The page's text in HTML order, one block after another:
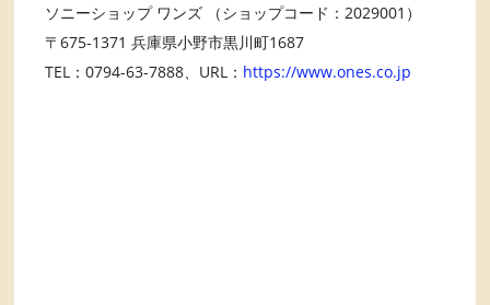
ソニーショップ ワンズ （ショップコード：2029001）
〒675-1371 兵庫県小野市黒川町1687
TEL：0794-63-7888、URL： https://www.ones.co.jp